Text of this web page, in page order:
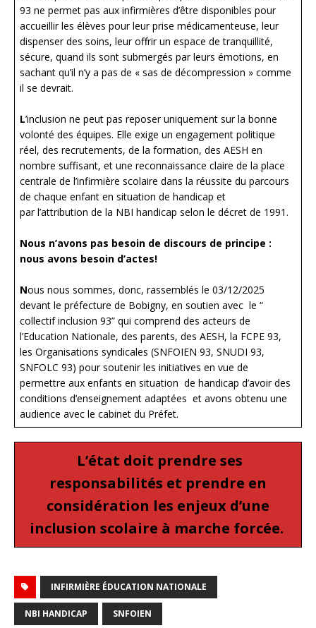
93 ne permet pas aux infirmières d’être disponibles pour
accueillir les élèves pour leur prise médicamenteuse, leur
dispenser des soins, leur offrir un espace de tranquillité,
sécure, quand ils sont submergés par leurs émotions, en
sachant qu’il n’y a pas de « sas de décompression » comme
il se devrait.
L’inclusion ne peut pas reposer uniquement sur la bonne
volonté des équipes. Elle exige un engagement politique
réel, des recrutements, de la formation, des AESH en
nombre suffisant, et une reconnaissance claire de la place
centrale de l’infirmière scolaire dans la réussite du parcours
de chaque enfant en situation de handicap et
par l’attribution de la NBI handicap selon le décret de 1991.
Nous n’avons pas besoin de discours de principe :
nous avons besoin d’actes!
Nous nous sommes, donc, rassemblés le 03/12/2025
devant le préfecture de Bobigny, en soutien avec le “
collectif inclusion 93” qui comprend des acteurs de
l’Education Nationale, des parents, des AESH, la FCPE 93,
les Organisations syndicales (SNFOIEN 93, SNUDI 93,
SNFOLC 93) pour soutenir les initiatives en vue de
permettre aux enfants en situation de handicap d’avoir des
conditions d’enseignement adaptées et avons obtenu une
audience avec le cabinet du Préfet.
L’état doit prendre ses
responsabilités et prendre en
considération les enjeux d’une
inclusion scolaire à marche forcée.
INFIRMIÈRE ÉDUCATION NATIONALE
NBI HANDICAP SNFOIEN